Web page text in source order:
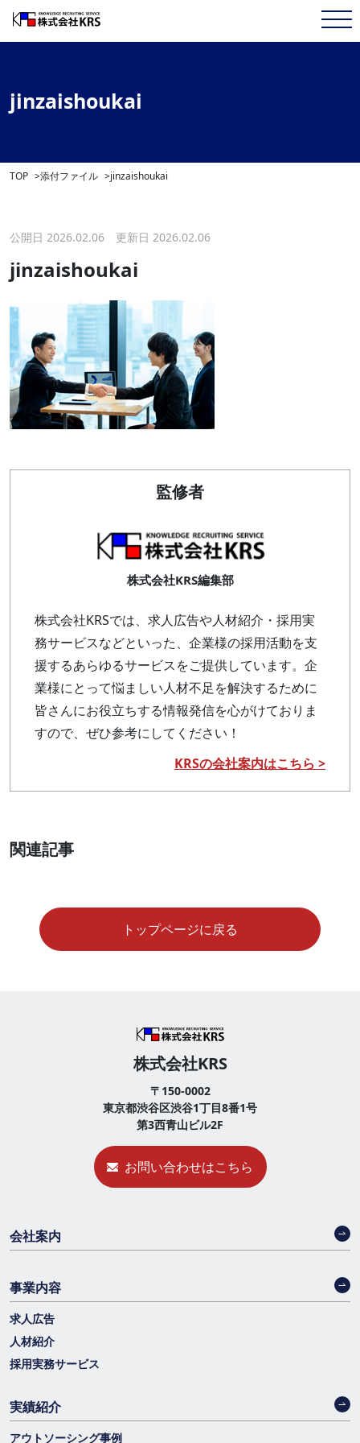
jinzaishoukai
TOP 添付ファイル jinzaishoukai
公開日 2026.02.06 更新日 2026.02.06
jinzaishoukai
監修者
株式会社KRS編集部
株式会社KRSでは、求人広告や人材紹介・採用実
務サービスなどといった、企業様の採用活動を支
援するあらゆるサービスをご提供しています。企
業様にとって悩ましい人材不足を解決するために
皆さんにお役立ちする情報発信を心がけておりま
すので、ぜひ参考にしてください！
KRSの会社案内はこちら >
関連記事
トップページに戻る
株式会社KRS
〒150-0002
東京都渋谷区渋谷1丁目8番1号
第3西青山ビル2F
お問い合わせはこちら
会社案内
事業内容
求人広告
人材紹介
採用実務サービス
実績紹介
アウトソーシング事例